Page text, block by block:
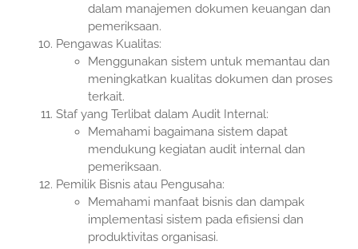
dalam manajemen dokumen keuangan dan
pemeriksaan.
Pengawas Kualitas:
Menggunakan sistem untuk memantau dan
meningkatkan kualitas dokumen dan proses
terkait.
Staf yang Terlibat dalam Audit Internal:
Memahami bagaimana sistem dapat
mendukung kegiatan audit internal dan
pemeriksaan.
Pemilik Bisnis atau Pengusaha:
Memahami manfaat bisnis dan dampak
implementasi sistem pada efisiensi dan
produktivitas organisasi.